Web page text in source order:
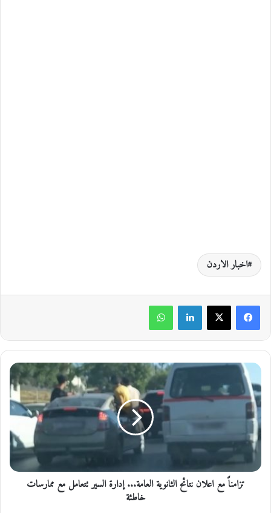
اخبار الاردن
ت
ز
ا
م
ن
اً
م
ا
تزامناً مع اعلان نتائح الثانوية العامة... إدارة السير تتعامل مع ممارسات
خاطئة